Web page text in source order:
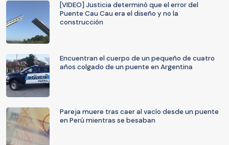
[VIDEO] Justicia determinó que el error del
Puente Cau Cau era el diseño y no la
construcción
Encuentran el cuerpo de un pequeño de cuatro
años colgado de un puente en Argentina
Pareja muere tras caer al vacío desde un puente
en Perú mientras se besaban